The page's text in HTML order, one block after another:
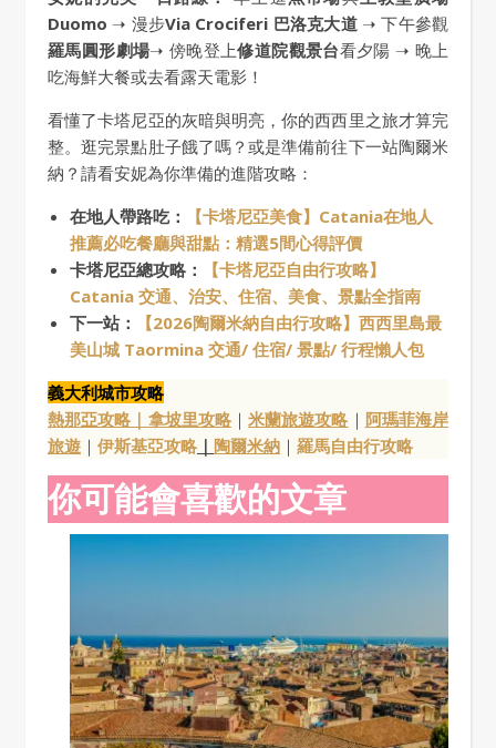
Duomo ➝ 漫步Via Crociferi 巴洛克大道➝ 下午參觀
羅馬圓形劇場➝ 傍晚登上修道院觀景台看夕陽 ➝ 晚上
吃海鮮大餐或去看露天電影！
看懂了卡塔尼亞的灰暗與明亮，你的西西里之旅才算完
整。逛完景點肚子餓了嗎？或是準備前往下一站陶爾米
納？請看安妮為你準備的進階攻略：
在地人帶路吃：
【卡塔尼亞美食】Catania在地人
推薦必吃餐廳與甜點：精選5間心得評價
卡塔尼亞總攻略：
【卡塔尼亞自由行攻略】
Catania 交通、治安、住宿、美食、景點全指南
下一站：
【2026陶爾米納自由行攻略】西西里島最
美山城 Taormina 交通/ 住宿/ 景點/ 行程懶人包
義大利城市攻略
熱那亞攻略｜ 拿坡里攻略｜米蘭旅遊攻略 ｜ 阿瑪菲海岸
旅遊 ｜ 伊斯基亞攻略 ｜ 陶爾米納 ｜ 羅馬自由行攻略
你可能會喜歡的文章